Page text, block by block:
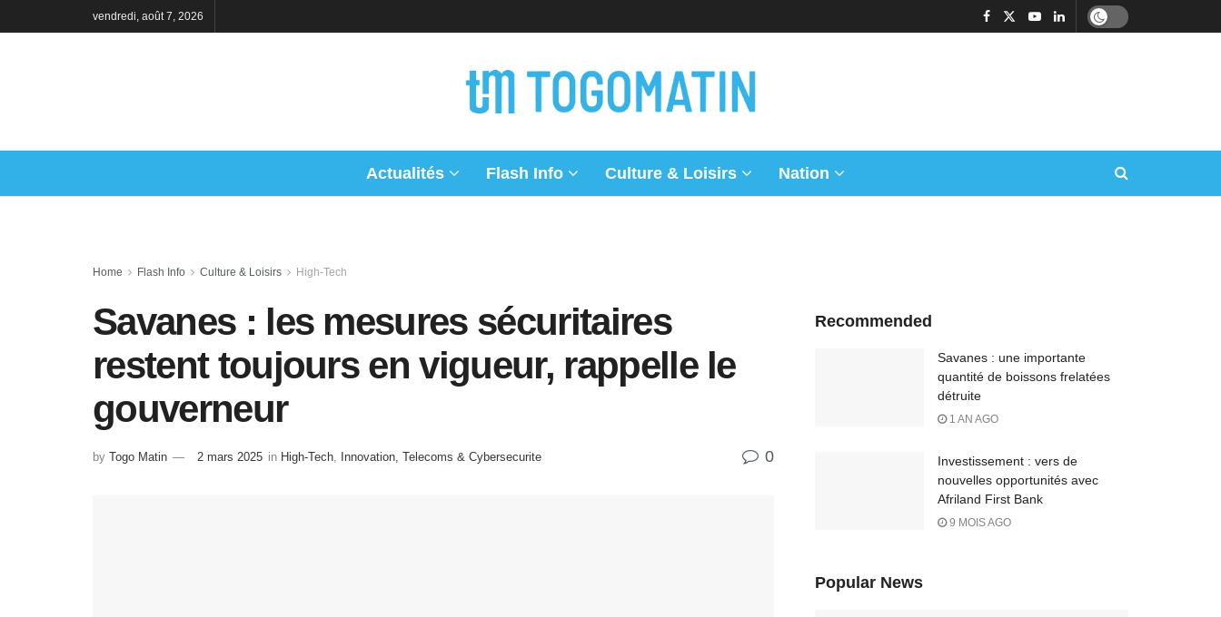
vendredi, août 7, 2026
Actualités Flash Info Culture & Loisirs Nation
Home Flash Info Culture & Loisirs High-Tech
Savanes : les mesures sécuritaires
restent toujours en vigueur, rappelle le
gouverneur
by Togo Matin 2 mars 2025 in High-Tech Innovation, Telecoms & Cybersecurite 0
Recommended
Savanes : une importante
quantité de boissons frelatées
détruite
1 AN AGO
Investissement : vers de
nouvelles opportunités avec
Afriland First Bank
9 MOIS AGO
Popular News